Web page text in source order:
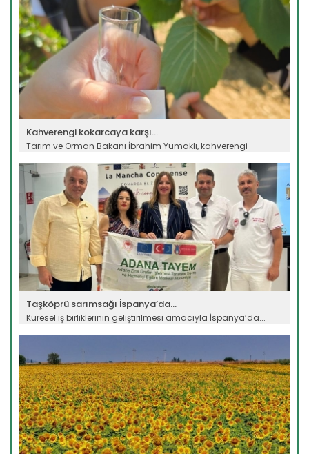
Kahverengi kokarcaya karşı...
Tarım ve Orman Bakanı İbrahim Yumaklı, kahverengi
Devamını Oku ->
Taşköprü sarımsağı İspanya’da...
Küresel iş birliklerinin geliştirilmesi amacıyla İspanya’da...
Devamını Oku ->